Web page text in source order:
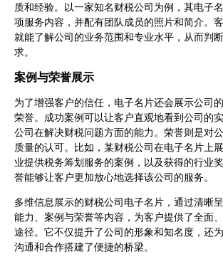
质和经验。以一家知名财税公司为例，其电子
项服务内容，并配有团队成员的照片和简介。
就能了解公司的业务范围和专业水平，从而判
求。
案例与荣誉展示
为了增强客户的信任，电子名片还会展示公司
荣誉。成功案例可以让客户直观地看到公司的
公司在解决财税问题方面的能力。荣誉则是对
质量的认可。比如，某财税公司在电子名片上
业提供税务筹划服务的案例，以及获得的行业
誉能够让客户更加放心地选择该公司的服务。
多维信息展示的财税公司电子名片，通过清晰
能力、案例与荣誉等内容，为客户提供了全面
途径。它不仅提升了公司的形象和知名度，还
沟通和合作搭建了便捷的桥梁。